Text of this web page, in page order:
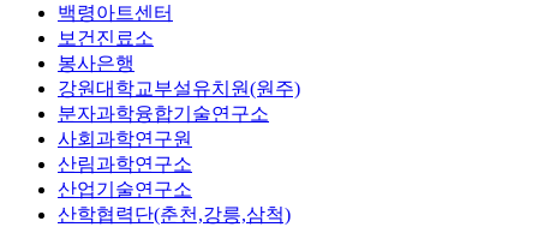
백령아트센터
보건진료소
봉사은행
강원대학교부설유치원(원주)
분자과학융합기술연구소
사회과학연구원
산림과학연구소
산업기술연구소
산학협력단(춘천,강릉,삼척)